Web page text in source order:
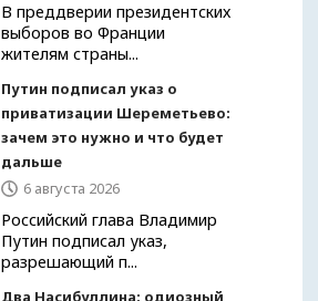
В преддверии президентских
выборов во Франции
жителям страны...
Путин подписал указ о
приватизации Шереметьево:
зачем это нужно и что будет
дальше
6 августа 2026
Российский глава Владимир
Путин подписал указ,
разрешающий п...
Два Насибуллина: одиозный